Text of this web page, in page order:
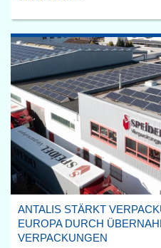
ANTALIS STÄRKT
EUROPA DURCH
VERPACKUNGEN